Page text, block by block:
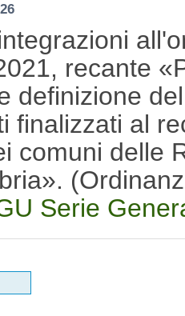
recante
definizione
finalizzati al
comuni delle
Serie